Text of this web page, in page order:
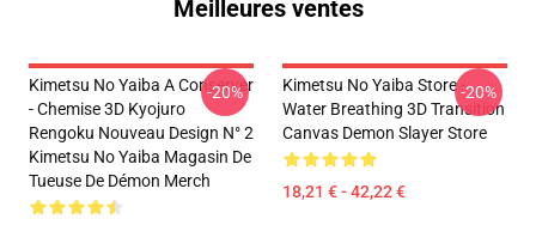
Meilleures ventes
Kimetsu No Yaiba A Conserver
- Chemise 3D Kyojuro
Rengoku Nouveau Design N° 2
Kimetsu No Yaiba Magasin De
Tueuse De Démon Merch
-20%
Kimetsu No Yaiba Store -
Water Breathing 3D Transition
Canvas Demon Slayer Store
18,21 € - 42,22 €
-20%